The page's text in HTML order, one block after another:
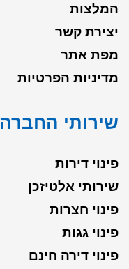
המלצות
יצירת קשר
מפת אתר
מדיניות הפרטיות
שירותי החברה
פינוי דירות
שירותי אלטיזכן
פינוי חצרות
פינוי גגות
פינוי דירה חינם